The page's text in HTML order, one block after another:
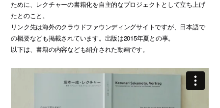
ために、レクチャーの書籍化を自主的なプロジェクトとして立ち上げ
たとのこと。
リンク先は海外のクラウドファウンディングサイトですが、日本語で
の概要なども掲載されています。出版は2015年夏との事。
以下は、書籍の内容なども紹介された動画です。